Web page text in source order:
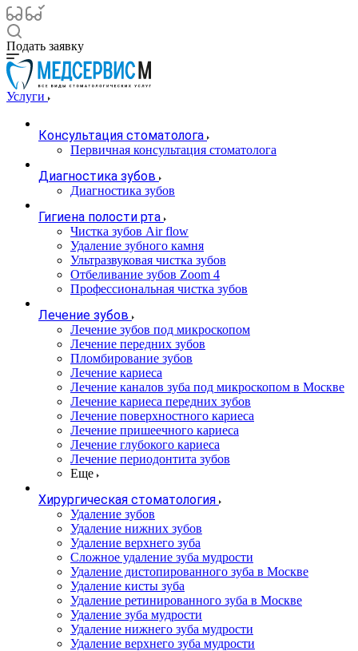
Подать заявку
Услуги
Консультация стоматолога
Первичная консультация стоматолога
Диагностика зубов
Диагностика зубов
Гигиена полости рта
Чистка зубов Air flow
Удаление зубного камня
Ультразвуковая чистка зубов
Отбеливание зубов Zoom 4
Профессиональная чистка зубов
Лечение зубов
Лечение зубов под микроскопом
Лечение передних зубов
Пломбирование зубов
Лечение кариеса
Лечение каналов зуба под микроскопом в Москве
Лечение кариеса передних зубов
Лечение поверхностного кариеса
Лечение пришеечного кариеса
Лечение глубокого кариеса
Лечение периодонтита зубов
Еще
Хирургическая стоматология
Удаление зубов
Удаление нижних зубов
Удаление верхнего зуба
Сложное удаление зуба мудрости
Удаление дистопированного зуба в Москве
Удаление кисты зуба
Удаление ретинированного зуба в Москве
Удаление зуба мудрости
Удаление нижнего зуба мудрости
Удаление верхнего зуба мудрости